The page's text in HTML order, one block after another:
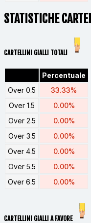
STATISTICHE
CARTELLINI GIALLI TOTALI
Percentuale
Over 0.5
33.33%
Over 1.5
0.00%
Over 2.5
0.00%
Over 3.5
0.00%
Over 4.5
0.00%
Over 5.5
0.00%
Over 6.5
0.00%
CARTELLINI GIALLI A FAVORE